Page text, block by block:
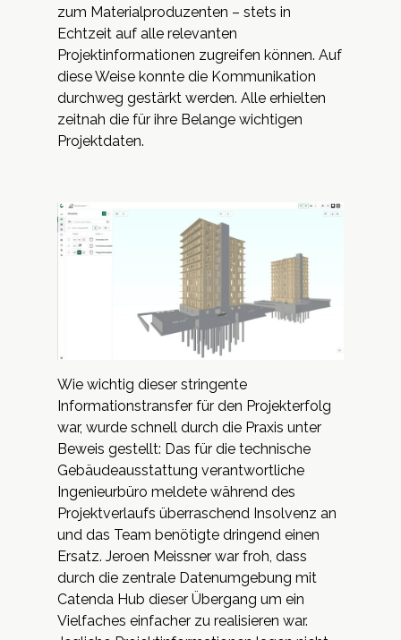
zum Materialproduzenten – stets in
Echtzeit auf alle relevanten
Projektinformationen zugreifen können. Auf
diese Weise konnte die Kommunikation
durchweg gestärkt werden. Alle erhielten
zeitnah die für ihre Belange wichtigen
Projektdaten.
Wie wichtig dieser stringente
Informationstransfer für den Projekterfolg
war, wurde schnell durch die Praxis unter
Beweis gestellt: Das für die technische
Gebäudeausstattung verantwortliche
Ingenieurbüro meldete während des
Projektverlaufs überraschend Insolvenz an
und das Team benötigte dringend einen
Ersatz. Jeroen Meissner war froh, dass
durch die zentrale Datenumgebung mit
Catenda Hub dieser Übergang um ein
Vielfaches einfacher zu realisieren war.